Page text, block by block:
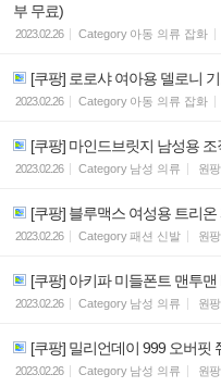
부 무료)
2023.02.26 Category 아동 의류 잡화
[쿠팡] 로로샤 여아용 델로니
2023.02.26 Category 아동 의류 잡화
[쿠팡] 마인드브릿지 남성용
2023.02.26 Category 남성 의류 원팡
[쿠팡] 블루맥스 여성용 트리
2023.02.26 Category패션 신발 원팡
[쿠팡] 아키파 미들폰트 맨투
2023.02.26 Category 남성 의류 원팡
[쿠팡] 밀리언데이 999 오버핏
2023.02.26 Category 남성 의류 원팡